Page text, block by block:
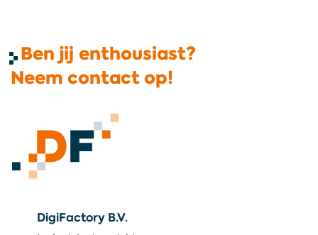
Ben jij enthousiast?
Neem contact op!
DigiFactory B.V.